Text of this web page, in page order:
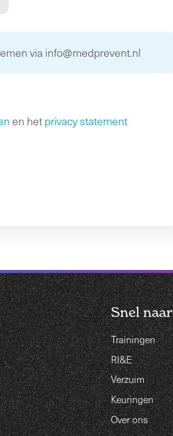
via info@medprevent.nl
en het privacy statement
Snel naar
Trainingen
RI&E
Verzuim
Keuringen
Over ons